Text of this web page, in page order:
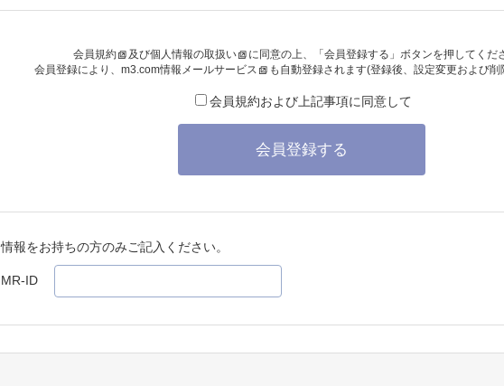
会員規約 及び個人情報の取扱い
に同意の上、「会員登録する」ボタンを押してくだ
会員登録により、 m3.com情報メールサービス も自動登録されます(登録後、設定変更および
会員規約および上記事項に同意して
会員登録する
情報をお持ちの方のみご記入ください。
MR-ID